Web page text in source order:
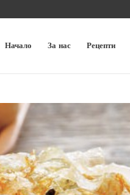
Начало За нас Рецепти